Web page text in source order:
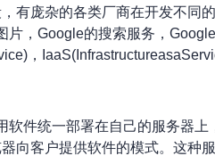
有庞杂的各类厂商在开发不同
片，Google的搜索服务，
，
软件统一部署在自己的服务器
向客户提供软件的模式。这种